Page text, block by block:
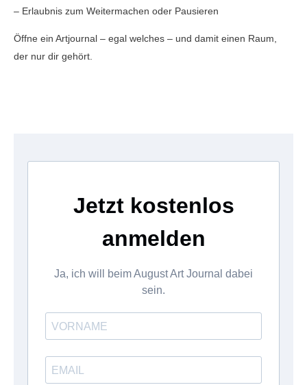
– Erlaubnis zum Weitermachen oder Pausieren
Öffne ein Artjournal – egal welches – und damit einen Raum,
der nur dir gehört.